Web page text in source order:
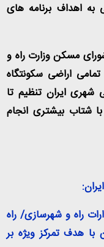
به اهداف برنامه های
مسکن وزارت راه و
اراضی سکونتگاه
شهری ایران تنظیم تا
شتاب بیشتری انجام
:
راه و شهرسازی/ راه
با هدف تمرکز ویژه بر